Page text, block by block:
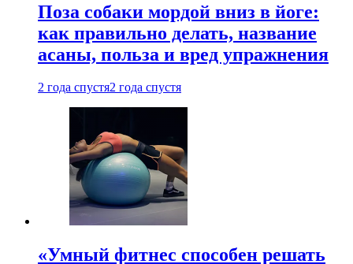
Поза собаки мордой вниз в йоге:
как правильно делать, название
асаны, польза и вред упражнения
2 года спустя2 года спустя
«Умный фитнес способен решать